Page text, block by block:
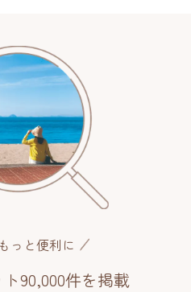
っと便利に
90,000件を掲載